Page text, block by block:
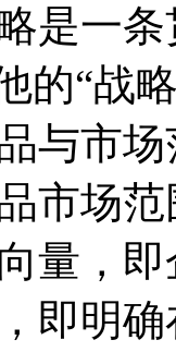
是一
的“战
与市
市场
量，
即明